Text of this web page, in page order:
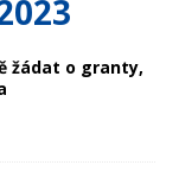
žádat o granty,